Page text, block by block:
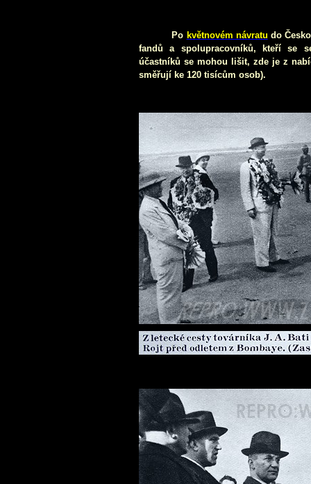
Po květnovém návratu do
fandů a spolupracovníků, kteří se
účastníků se mohou lišit, zde je z
směřují ke 120 tisícům osob).